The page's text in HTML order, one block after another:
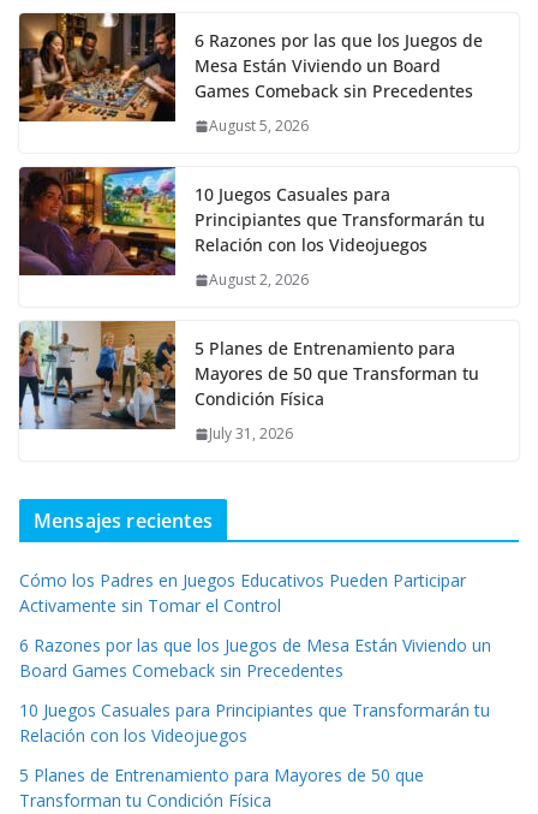
6 Razones por las que los Juegos de
Mesa Están Viviendo un Board
Games Comeback sin Precedentes
August 5, 2026
10 Juegos Casuales para
Principiantes que Transformarán tu
Relación con los Videojuegos
August 2, 2026
5 Planes de Entrenamiento para
Mayores de 50 que Transforman tu
Condición Física
July 31, 2026
Mensajes recientes
Cómo los Padres en Juegos Educativos Pueden Participar
Activamente sin Tomar el Control
6 Razones por las que los Juegos de Mesa Están Viviendo un
Board Games Comeback sin Precedentes
10 Juegos Casuales para Principiantes que Transformarán tu
Relación con los Videojuegos
5 Planes de Entrenamiento para Mayores de 50 que
Transforman tu Condición Física